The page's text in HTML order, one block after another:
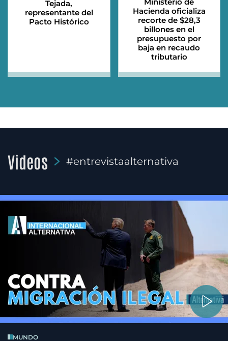
Tejada,
representante del
Pacto Histórico
Hacienda oficializa
recorte de $28,3
billones en el
presupuesto por
baja en recaudo
tributario
Videos #entrevistaalternativa
MUNDO